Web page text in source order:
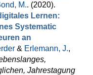
M.. (2020).
Lernen:
Systematic
an
& Erlemann, J.,
Jahrestagung